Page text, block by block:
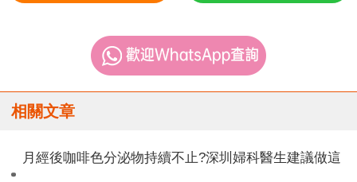
相關文章
月經後咖啡色分泌物持續不止?深圳婦科醫生建議做這